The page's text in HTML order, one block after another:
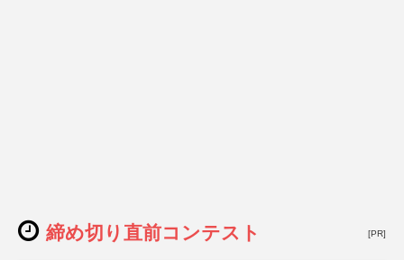
締め切り直前コンテスト [PR]